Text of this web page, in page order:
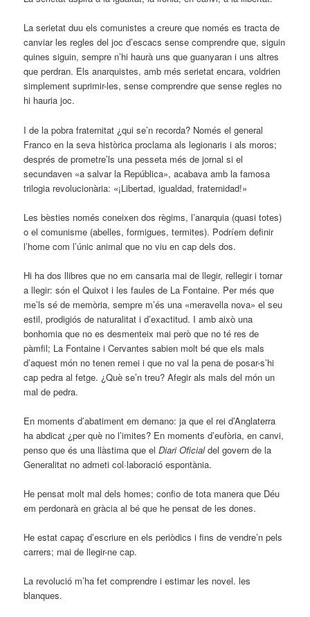
La serietat duu els comunistes a creure que només es tracta de
canviar les regles del joc d’escacs sense comprendre que, siguin
quines siguin, sempre n’hi haurà uns que guanyaran i uns altres
que perdran. Els anarquistes, amb més serietat encara, voldrien
simplement suprimir-les, sense comprendre que sense regles no
hi hauria joc.
I de la pobra fraternitat ¿qui se’n recorda? Només el general
Franco en la seva històrica proclama als legionaris i als moros;
després de prometre’ls una pesseta més de jornal si el
secundaven «a salvar la República», acabava amb la famosa
trilogia revolucionària: «¡Libertad, igualdad, fraternidad!»
Les bèsties només coneixen dos règims, l’anarquia (quasi totes)
o el comunisme (abelles, formigues, termites). Podríem definir
l’home com l’únic animal que no viu en cap dels dos.
Hi ha dos llibres que no em cansaria mai de llegir, rellegir i tornar
a llegir: són el Quixot i les faules de La Fontaine. Per més que
me’ls sé de memòria, sempre m’és una «meravella nova» el seu
estil, prodigiós de naturalitat i d’exactitud. I amb això una
bonhomia que no es desmenteix mai però que no té res de
pàmfil; La Fontaine i Cervantes sabien molt bé que els mals
d’aquest món no tenen remei i que no val la pena de posar-s’hi
cap pedra al fetge. ¿Què se’n treu? Afegir als mals del món un
mal de pedra.
En moments d’abatiment em demano: ja que el rei d’Anglaterra
ha abdicat ¿per què no l’imites? En moments d’eufòria, en canvi,
penso que és una llàstima que elDiari Oficialdel govern de la
Generalitat no admeti col·laboració espontània.
He pensat molt mal dels homes; confio de tota manera que Déu
em perdonarà en gràcia al bé que he pensat de les dones.
He estat capaç d’escriure en els periòdics i fins de vendre’n pels
carrers; mai de llegir-ne cap.
La revolució m’ha fet comprendre i estimar les novel. les
blanques.